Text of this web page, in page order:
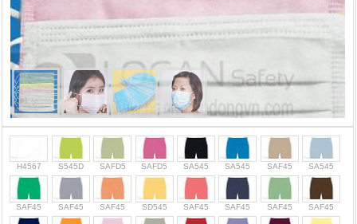
H4567 S545D SAFD5 SAFD5 SA545 SA545 SAF45 SA545
SAF45 SAF45 SAF45 SD545 SAF45 SAF45 SAF45 SAF45
Cọc giao thông, rào chắn công trình
Bình chữa cháy, cứu hỏa
Chính sách bảo mật thông tin